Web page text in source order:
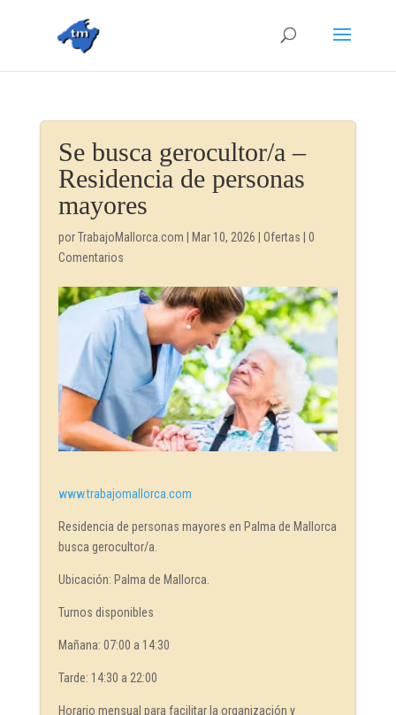
Se busca gerocultor/a –
Residencia de personas
mayores
porTrabajoMallorca.com Mar 10, 2026 Ofertas
0
Comentarios
www.trabajomallorca.com
Residencia de personas mayores en Palma de Mallorca
busca gerocultor/a.
Ubicación: Palma de Mallorca.
Turnos disponibles
Mañana: 07:00 a 14:30
Tarde: 14:30 a 22:00
Horario mensual para facilitar la organización y